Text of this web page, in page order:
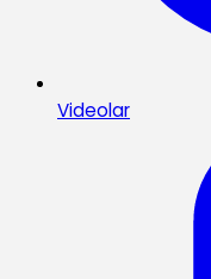
Videolar